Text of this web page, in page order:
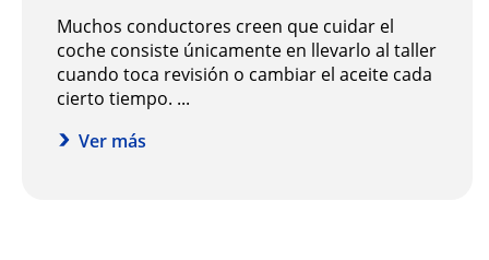
Muchos conductores creen que cuidar el
coche consiste únicamente en llevarlo al taller
cuando toca revisión o cambiar el aceite cada
cierto tiempo. ...
Ver más